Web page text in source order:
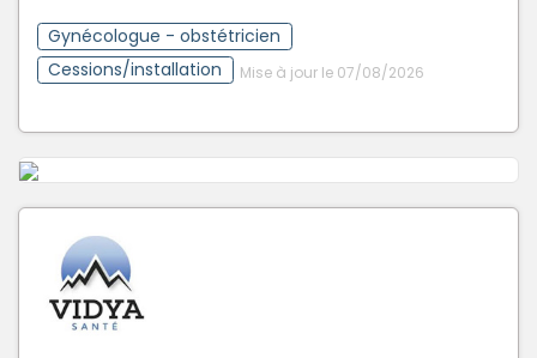
Gynécologue - obstétricien
Cessions/installation
Mise à jour le 07/08/2026